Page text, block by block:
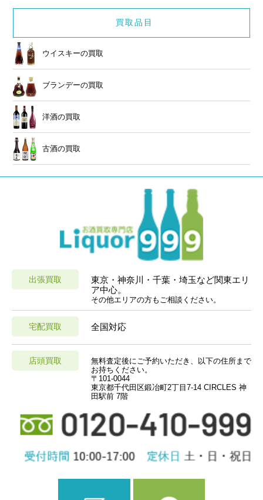
買取品目
ウイスキーの買取
ブランデーの買取
洋酒の買取
古酒の買取
出張買取
東京・神奈川・千葉・埼玉など関東エリ
ア中心。
その他エリアの方もご相談ください。
宅配買取 全国対応
店頭買取
無料査定後にご予約いただき、以下の住所まで
お持ちください。
〒101-0044
東京都千代田区鍛冶町2丁目7-14 CIRCLES 神
田駅前 7階